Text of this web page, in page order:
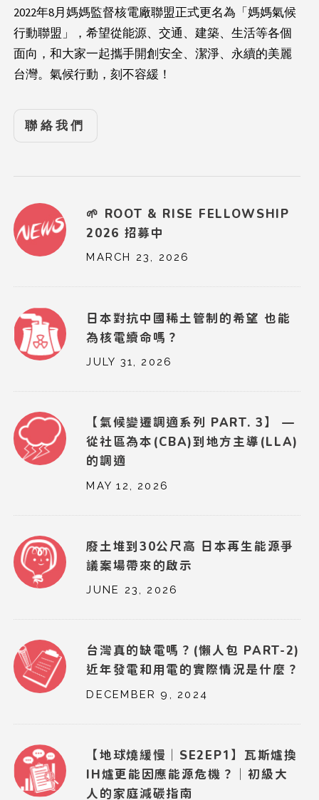
2022年8月媽媽監督核電廠聯盟正式更名為「媽媽氣候
行動聯盟」，希望從能源、交通、建築、生活等各個
面向，和大家一起攜手開創安全、潔淨、永續的美麗
台灣。氣候行動，刻不容緩！
聯絡我們
🌱 ROOT & RISE FELLOWSHIP
2026 招募中
MARCH 23, 2026
日本對抗中國稀土管制的希望 也能
為核電續命嗎？
JULY 31, 2026
【氣候變遷調適系列 PART. 3】 —
從社區為本(CBA)到地方主導(LLA)
的調適
MAY 12, 2026
廢土堆到30公尺高 日本再生能源爭
議案場帶來的啟示
JUNE 23, 2026
台灣真的缺電嗎？(懶人包 PART-2)
近年發電和用電的實際情況是什麼？
DECEMBER 9, 2024
【地球燒緩慢｜SE2EP1】瓦斯爐換
IH爐更能因應能源危機？｜初級大
人的家庭減碳指南